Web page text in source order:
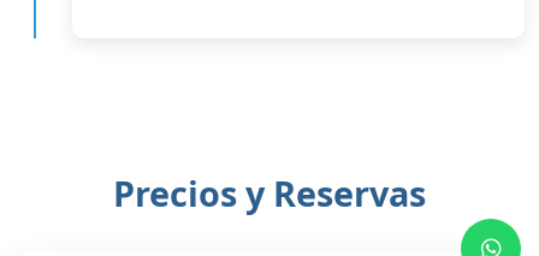
Precios y Reservas